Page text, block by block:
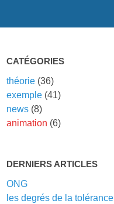
CATÉGORIES
théorie (36)
exemple (41)
news (8)
animation (6)
DERNIERS ARTICLES
ONG
les degrés de la tolérance